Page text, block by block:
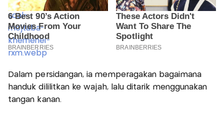
Dalam persidangan, ia memperagakan bagaimana
handuk dililitkan ke wajah, lalu ditarik menggunakan
tangan kanan.